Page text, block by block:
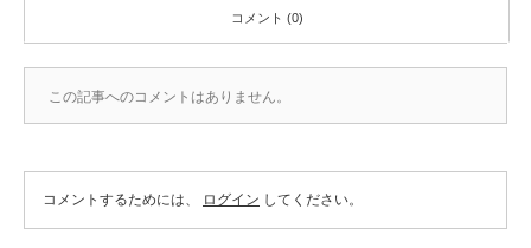
コメント (0)
この記事へのコメントはありません。
コメントするためには、 ログイン してください。